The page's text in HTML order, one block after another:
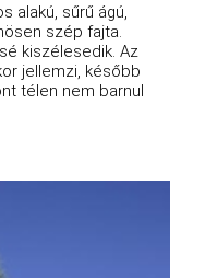
alakú, sűrű ágú,
szép fajta.
kiszélesedik. Az
jellemzi, később
télen nem barnul